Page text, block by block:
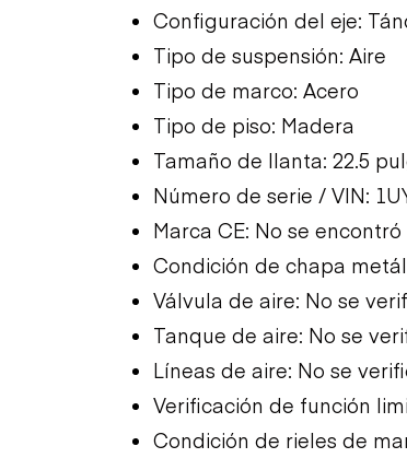
Configuración del eje:
Tipo de suspensión: Aire
Tipo de marco: Acero
Tipo de piso: Madera
Tamaño de llanta: 22.5
Número de serie / VIN:
Marca CE: No se
Condición de chapa
Válvula de aire: No se
Tanque de aire: No se
Líneas de aire: No se
Verificación de función
Condición de rieles de